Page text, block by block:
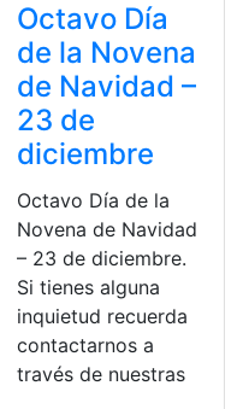
Octavo Día
de la Novena
de Navidad –
23 de
diciembre
Octavo Día de la
Novena de Navidad
– 23 de diciembre.
Si tienes alguna
inquietud recuerda
contactarnos a
través de nuestras